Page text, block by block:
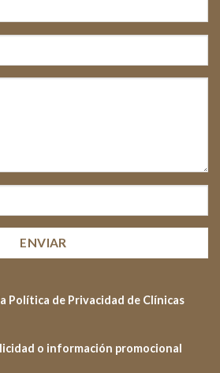
Política de Privacidad de Clínicas
o información promocional